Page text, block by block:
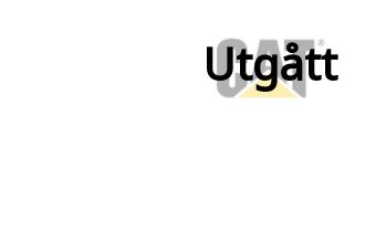
Utgått